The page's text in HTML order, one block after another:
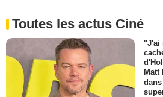
Toutes les actus Ciné
"J'ai
Matt